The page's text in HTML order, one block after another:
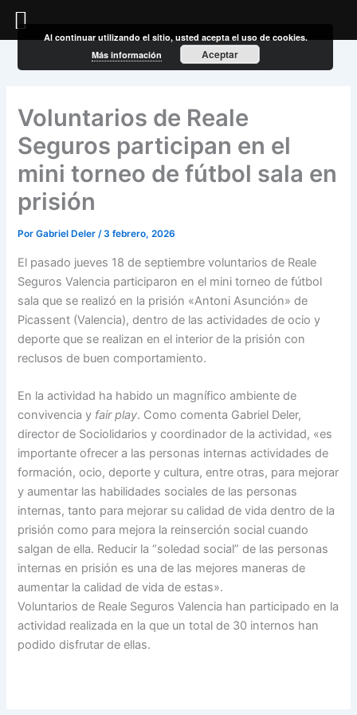
Voluntarios de Reale
Seguros participan en el
mini torneo de fútbol sala en
prisión
PorGabriel Deler/3 febrero, 2026
El pasado jueves 18 de septiembre voluntarios de Reale
Seguros Valencia participaron en el mini torneo de fútbol
sala que se realizó en la prisión «Antoni Asunción» de
Picassent (Valencia), dentro de las actividades de ocio y
deporte que se realizan en el interior de la prisión con
reclusos de buen comportamiento.
En la actividad ha habido un magnífico ambiente de
convivencia y fair play. Como comenta Gabriel Deler,
director de Sociolidarios y coordinador de la actividad, «es
importante ofrecer a las personas internas actividades de
formación, ocio, deporte y cultura, entre otras, para mejorar
y aumentar las habilidades sociales de las personas
internas, tanto para mejorar su calidad de vida dentro de la
prisión como para mejora la reinserción social cuando
salgan de ella. Reducir la “soledad social” de las personas
internas en prisión es una de las mejores maneras de
aumentar la calidad de vida de estas».
Voluntarios de Reale Seguros Valencia han participado en la
actividad realizada en la que un total de 30 internos han
podido disfrutar de ellas.
Al continuar utilizando el sitio, usted acepta el uso de cookies.
Más información
Aceptar